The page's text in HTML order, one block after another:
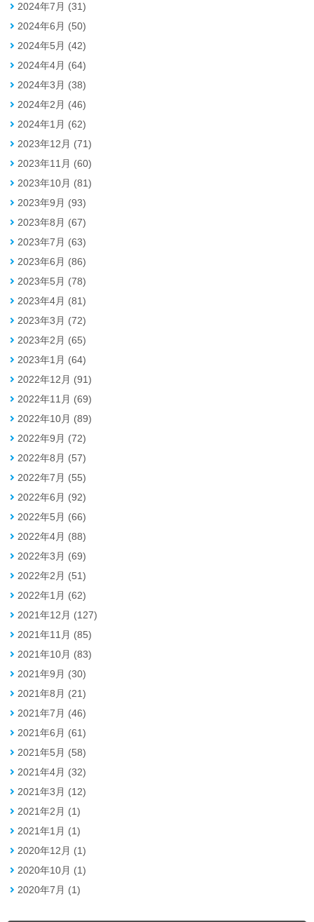
2024年7月 (31)
2024年6月 (50)
2024年5月 (42)
2024年4月 (64)
2024年3月 (38)
2024年2月 (46)
2024年1月 (62)
2023年12月 (71)
2023年11月 (60)
2023年10月 (81)
2023年9月 (93)
2023年8月 (67)
2023年7月 (63)
2023年6月 (86)
2023年5月 (78)
2023年4月 (81)
2023年3月 (72)
2023年2月 (65)
2023年1月 (64)
2022年12月 (91)
2022年11月 (69)
2022年10月 (89)
2022年9月 (72)
2022年8月 (57)
2022年7月 (55)
2022年6月 (92)
2022年5月 (66)
2022年4月 (88)
2022年3月 (69)
2022年2月 (51)
2022年1月 (62)
2021年12月 (127)
2021年11月 (85)
2021年10月 (83)
2021年9月 (30)
2021年8月 (21)
2021年7月 (46)
2021年6月 (61)
2021年5月 (58)
2021年4月 (32)
2021年3月 (12)
2021年2月 (1)
2021年1月 (1)
2020年12月 (1)
2020年10月 (1)
2020年7月 (1)